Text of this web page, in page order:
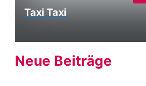
Taxi Taxi
Neue Beiträge